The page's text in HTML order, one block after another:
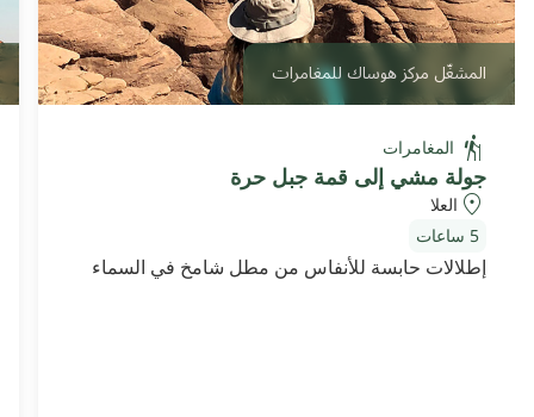
المشغّل مركز هوساك للمغامرات
المغامرات
جولة مشي إلى قمة جبل حرة
العلا
5 ساعات
إطلالات حابسة للأنفاس من مطل شامخ في السماء